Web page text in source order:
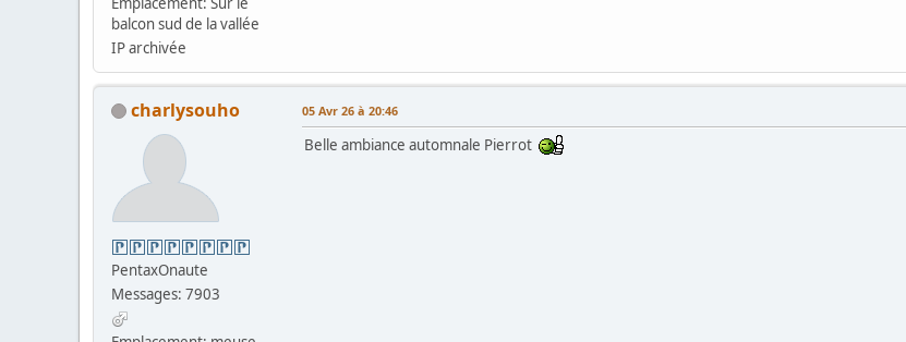
balcon sud de la vallée
IP archivée
charlysouho
PentaxOnaute
Messages: 7903
05 Avr 26 à 20:46
Belle ambiance automnale Pierrot